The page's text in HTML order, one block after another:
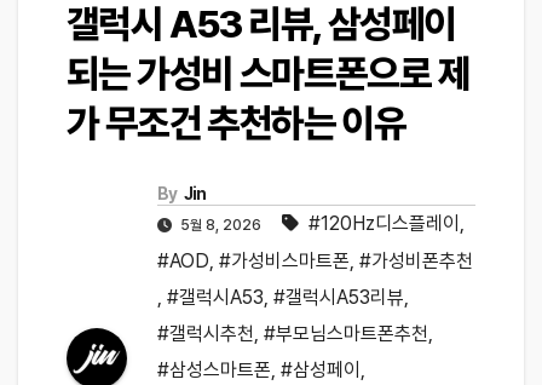
갤럭시 A53 리뷰, 삼성페이
되는 가성비 스마트폰으로 제
가 무조건 추천하는 이유
By Jin
5월 8, 2026 #120Hz디스플레이 ,
#AOD, #가성비스마트폰, #가성비폰추천
, #갤럭시A53, #갤럭시A53리뷰,
#갤럭시추천, #부모님스마트폰추천,
#삼성스마트폰, #삼성페이 ,